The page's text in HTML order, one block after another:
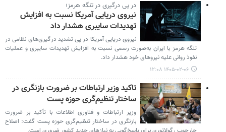
در پی درگیری در تنگه هرمز؛
نیروی دریایی آمریکا نسبت به افزایش
تهدیدات سایبری هشدار داد
نیروی دریایی آمریکا در پی تشدید درگیری‌های نظامی در
تنگه هرمز با ایران به‌صورت رسمی نسبت به افزایش تهدیدات سایبری و عملیات
نفوذ روانی علیه نیروهای خود هشدار داد.
۱۴۰۵-۰۲-۰۶ ۱۲:۰۸
تاکید وزیر ارتباطات بر ضرورت بازنگری در
ساختار تنظیم‌گری حوزه پست
وزیر ارتباطات و فناوری اطلاعات با تأکید بر ضرورت
بازنگری در ساختار تنظیم‌گری حوزه پست گفت: اصلاح